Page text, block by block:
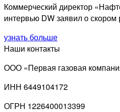
Коммерческий директор
интервью DW заявил о
узнать больше
Наши контакты
ООО «Первая газовая
ИНН 6449104172
ОГРН 1226400013399